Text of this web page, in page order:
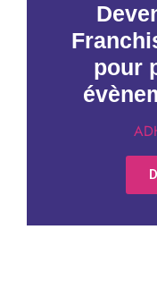
pour